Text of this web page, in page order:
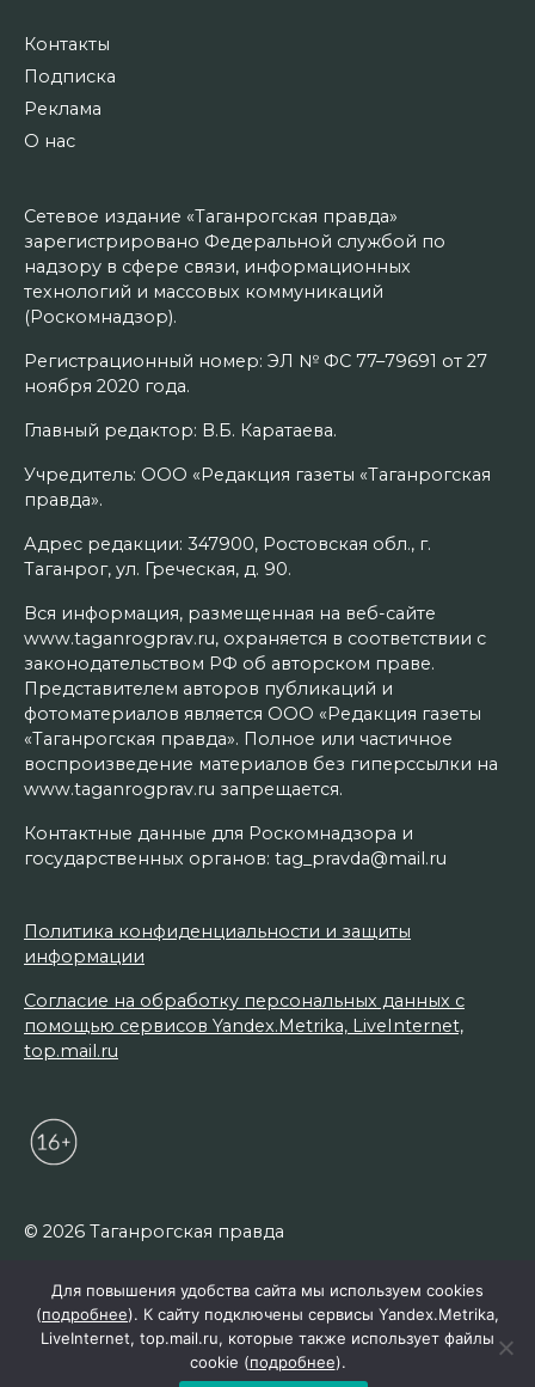
Контакты
Подписка
Реклама
О нас
Сетевое издание «Таганрогская правда»
зарегистрировано Федеральной службой по
надзору в сфере связи, информационных
технологий и массовых коммуникаций
(Роскомнадзор).
Регистрационный номер: ЭЛ № ФС 77–79691 от 27
ноября 2020 года.
Главный редактор: В.Б. Каратаева.
Учредитель: ООО «Редакция газеты «Таганрогская
правда».
Адрес редакции: 347900, Ростовская обл., г.
Таганрог, ул. Греческая, д. 90.
Вся информация, размещенная на веб-сайте
www.taganrogprav.ru, охраняется в соответствии с
законодательством РФ об авторском праве.
Представителем авторов публикаций и
фотоматериалов является ООО «Редакция газеты
«Таганрогская правда». Полное или частичное
воспроизведение материалов без гиперссылки на
www.taganrogprav.ru запрещается.
Контактные данные для Роскомнадзора и
государственных органов: tag_pravda@mail.ru
Политика конфиденциальности и защиты
информации
Согласие на обработку персональных данных с
помощью сервисов Yandex.Metrika, LiveInternet,
top.mail.ru
© 2026 Таганрогская правда
Для повышения удобства сайта мы используем cookies
(подробнее). К сайту подключены сервисы Yandex.Metrika,
LiveInternet, top.mail.ru, которые также использует файлы
cookie (подробнее).